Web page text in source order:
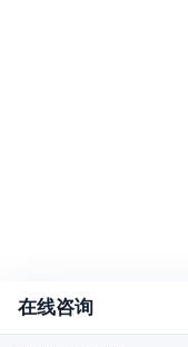
在线咨询